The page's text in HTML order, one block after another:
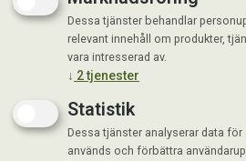
Dessa tjänster behandlar
relevant innehåll om produkter,
vara intresserad av.
↓ 2tjenester
Statistik
Dessa tjänster analyserar data
används och förbättra